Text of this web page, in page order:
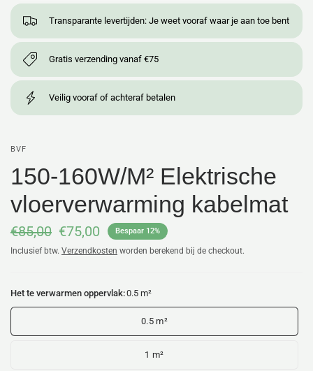
Transparante levertijden: Je weet vooraf waar je aan toe bent
Gratis verzending vanaf €75
Veilig vooraf of achteraf betalen
BVF
150-160W/M² Elektrische
vloerverwarming kabelmat
€85,00 €75,00 Bespaar 12%
Inclusief btw. Verzendkosten worden berekend bij de checkout.
Het te verwarmen oppervlak:0.5 m²
0.5 m²
1 m²